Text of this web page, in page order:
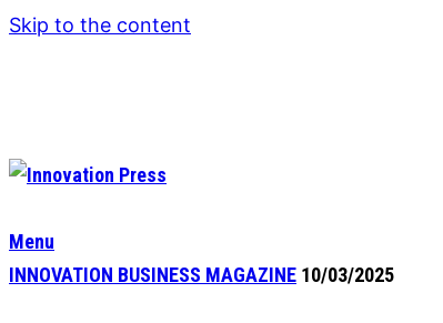
Skip to the content
Menu
INNOVATION BUSINESS MAGAZINE 10/03/2025